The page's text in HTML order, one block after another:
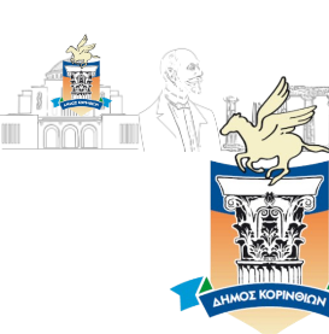
ΔΗΜΟΣ
ΚΟΡΙΝΘΙΩΝ